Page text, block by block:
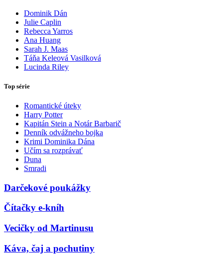
Dominik Dán
Julie Caplin
Rebecca Yarros
Ana Huang
Sarah J. Maas
Táňa Keleová Vasilková
Lucinda Riley
Top série
Romantické úteky
Harry Potter
Kapitán Stein a Notár Barbarič
Denník odvážneho bojka
Krimi Dominika Dána
Učím sa rozprávať
Duna
Smradi
Darčekové poukážky
Čítačky e-kníh
Vecičky od Martinusu
Káva, čaj a pochutiny